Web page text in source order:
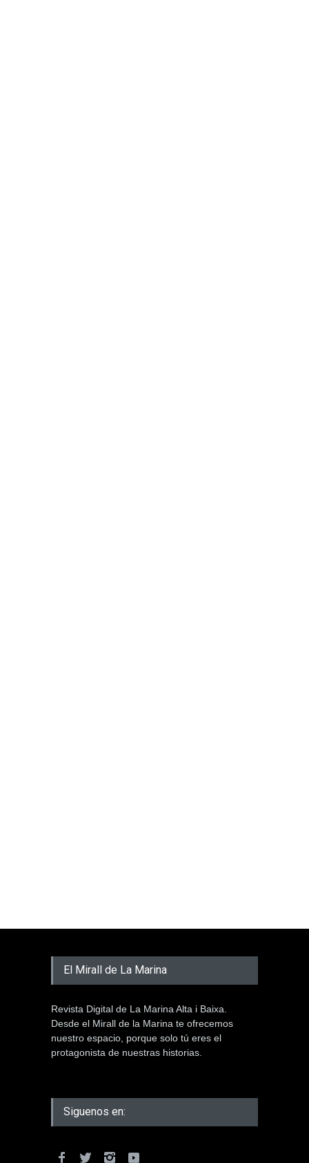
El Mirall de La Marina
Revista Digital de La Marina Alta i Baixa.
Desde el Mirall de la Marina te ofrecemos
nuestro espacio, porque solo tú eres el
protagonista de nuestras historias.
Siguenos en: